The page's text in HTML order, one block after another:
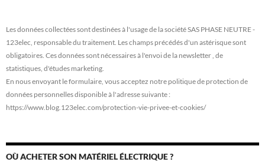
Les données collectées sont destinées à l'usage de la société SAS PHASE NEUTRE -
123elec, responsable du traitement. Les champs précédés d'un astérisque sont
obligatoires. Ces données sont nécessaires à l'envoi de la newsletter , de
statistiques, d'études marketing.
En nous envoyant le formulaire, vous acceptez notre politique de protection de
données personnelles disponible à l'adresse suivante :
https://www.blog.123elec.com/protection-vie-privee-et-cookies/
OÙ ACHETER SON MATÉRIEL ÉLECTRIQUE ?